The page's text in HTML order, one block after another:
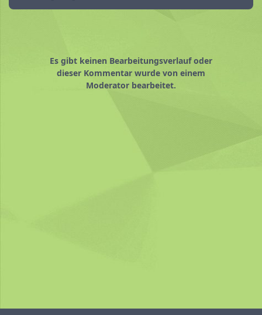
Es gibt keinen Bearbeitungsverlauf oder
dieser Kommentar wurde von einem
Moderator bearbeitet.